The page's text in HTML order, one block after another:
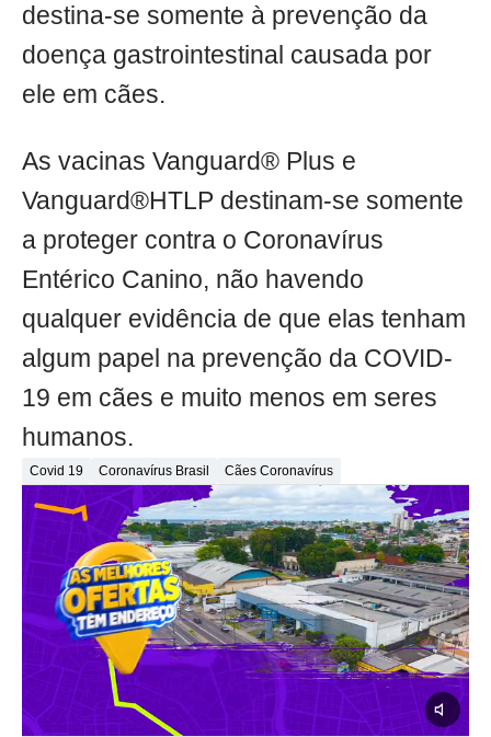
destina-se somente à prevenção da
doença gastrointestinal causada por
ele em cães.
As vacinas Vanguard® Plus e
Vanguard®HTLP destinam-se somente
a proteger contra o Coronavírus
Entérico Canino, não havendo
qualquer evidência de que elas tenham
algum papel na prevenção da COVID-
19 em cães e muito menos em seres
humanos.
Covid 19 Coronavírus Brasil Cães Coronavírus